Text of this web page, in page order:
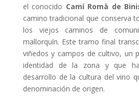
el conocido Camí Romà de
camino tradicional que conserva
los viejos caminos de
mallorquín. Este tramo final
viñedos y campos de cultivo, un
identidad de la zona y que
desarrollo de la cultura del vino
denominación de origen.